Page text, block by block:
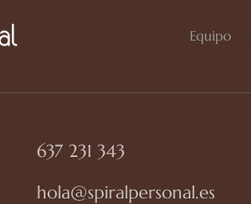
Equipo
637 231 343
hola@spiralpersonal.es